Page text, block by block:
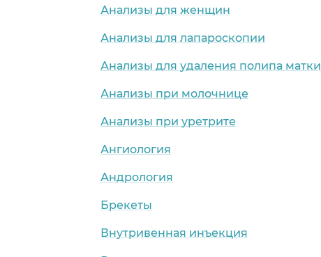
Анализы для женщин
Анализы для лапароскопии
Анализы для удаления полипа матки
Анализы при молочнице
Анализы при уретрите
Ангиология
Андрология
Брекеты
Внутривенная инъекция